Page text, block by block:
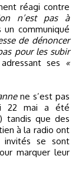
réagi contre
n’est pas à
communiqué
de dénoncer
pour les subir
ses
«
ne s’est pas
22 mai a été
tandis que des
à la radio ont
invités se sont
marquer leur